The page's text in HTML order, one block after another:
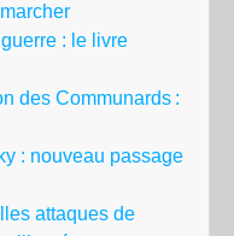
: le livre
des Communards :
: nouveau passage
attaques de